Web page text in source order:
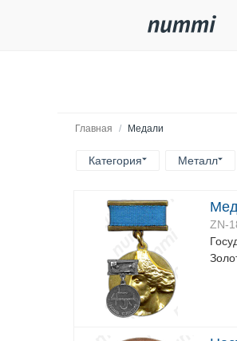
Главная / Медали
Категория Металл
ZN-